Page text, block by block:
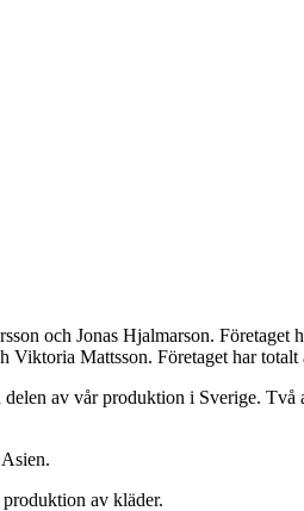
och Jonas Hjalmarson.
Viktoria Mattsson. Företaget har totalt
av vår produktion i Sverige.
av kläder.